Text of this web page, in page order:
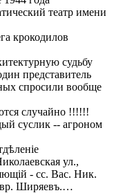
театр имени
крокодилов
судьбу
представитель
спросили вообще
случайно !!!!!!
суслик -- агроном
ул.,
- сс. Вас. Ник.
Ширяевъ.…